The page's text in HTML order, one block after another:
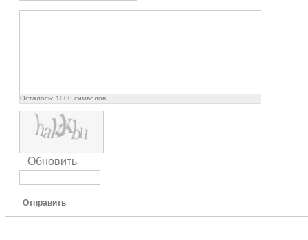
Осталось: 1000 символов
Обновить
Отправить